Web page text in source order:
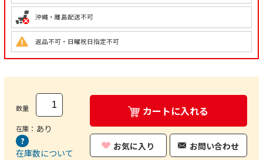
沖縄・離島配送不可
返品不可・日曜祝日指定不可
数量
在庫： あり
在庫数について
カートに入れる
お気に入り お問い合わせ